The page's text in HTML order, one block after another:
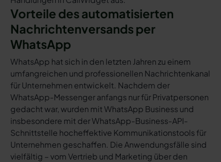
Vorteile des automatisierten
Nachrichtenversands per
WhatsApp
WhatsApp hat sich in den letzten Jahren zu einem
umfangreichen und professionellen Nachrichtenkanal
für Unternehmen entwickelt. Nachdem der
WhatsApp-Messenger anfangs nur für Privatpersonen
gedacht war, wurden mit WhatsApp Business und
insbesondere mit der WhatsApp-Business-API-
Schnittstelle hocheffektive Kommunikationstools für
Unternehmen geschaffen. Die Anwendungsfälle sind
vielfältig – vom Vertrieb und Marketing über den